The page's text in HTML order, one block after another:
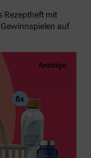
Rezeptheft mit
auf